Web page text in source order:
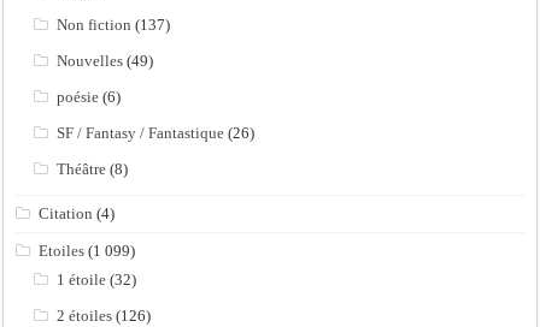
Non fiction (137)
Nouvelles (49)
poésie (6)
SF / Fantasy / Fantastique (26)
Théâtre (8)
Citation (4)
Etoiles (1 099)
1 étoile (32)
2 étoiles (126)